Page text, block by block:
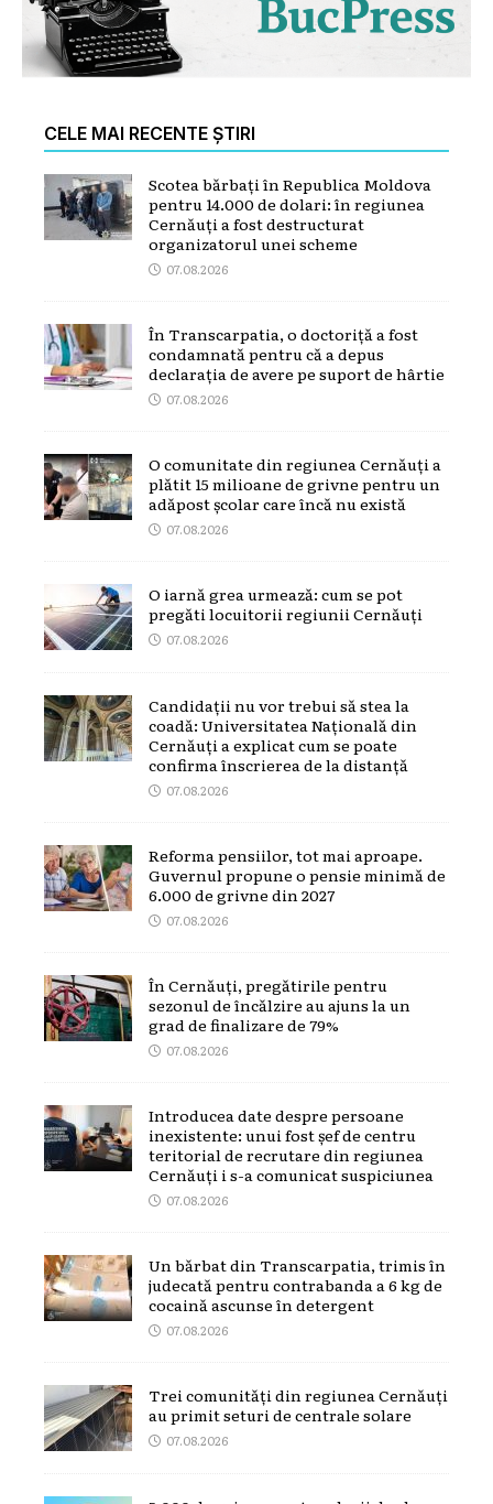
CELE MAI RECENTE ȘTIRI
Scotea bărbați în Republica Moldova
pentru 14.000 de dolari: în regiunea
Cernăuți a fost destructurat
organizatorul unei scheme
07.08.2026
În Transcarpatia, o doctoriță a fost
condamnată pentru că a depus
declarația de avere pe suport de hârtie
07.08.2026
O comunitate din regiunea Cernăuți a
plătit 15 milioane de grivne pentru un
adăpost școlar care încă nu există
07.08.2026
O iarnă grea urmează: cum se pot
pregăti locuitorii regiunii Cernăuți
07.08.2026
Candidații nu vor trebui să stea la
coadă: Universitatea Națională din
Cernăuți a explicat cum se poate
confirma înscrierea de la distanță
07.08.2026
Reforma pensiilor, tot mai aproape.
Guvernul propune o pensie minimă de
6.000 de grivne din 2027
07.08.2026
În Cernăuți, pregătirile pentru
sezonul de încălzire au ajuns la un
grad de finalizare de 79%
07.08.2026
Introducea date despre persoane
inexistente: unui fost șef de centru
teritorial de recrutare din regiunea
Cernăuți i s-a comunicat suspiciunea
07.08.2026
Un bărbat din Transcarpatia, trimis în
judecată pentru contrabanda a 6 kg de
cocaină ascunse în detergent
07.08.2026
Trei comunități din regiunea Cernăuți
au primit seturi de centrale solare
07.08.2026